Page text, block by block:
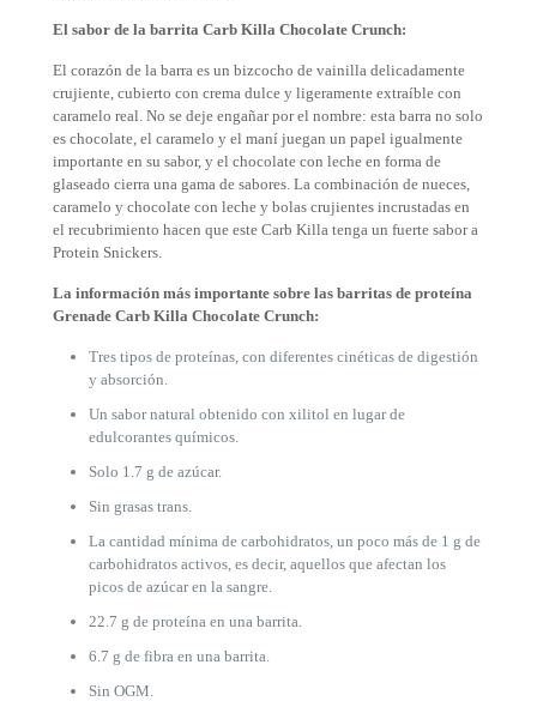
El sabor de la barrita Carb Killa Chocolate Crunch:
El corazón de la barra es un bizcocho de vainilla delicadamente
crujiente, cubierto con crema dulce y ligeramente extraíble con
caramelo real. No se deje engañar por el nombre: esta barra no solo
es chocolate, el caramelo y el maní juegan un papel igualmente
importante en su sabor, y el chocolate con leche en forma de
glaseado cierra una gama de sabores. La combinación de nueces,
caramelo y chocolate con leche y bolas crujientes incrustadas en
el recubrimiento hacen que este Carb Killa tenga un fuerte sabor a
Protein Snickers.
La información más importante sobre las barritas de proteína
Grenade Carb Killa Chocolate Crunch:
Tres tipos de proteínas, con diferentes cinéticas de digestión
y absorción.
Un sabor natural obtenido con xilitol en lugar de
edulcorantes químicos.
Solo 1.7 g de azúcar.
Sin grasas trans.
La cantidad mínima de carbohidratos, un poco más de 1 g de
carbohidratos activos, es decir, aquellos que afectan los
picos de azúcar en la sangre.
22.7 g de proteína en una barrita.
6.7 g de fibra en una barrita.
Sin OGM.